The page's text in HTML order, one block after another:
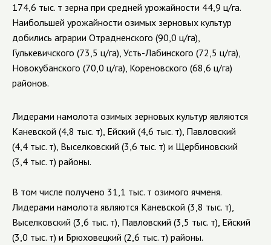
174,6 тыс. т зерна при средней урожайности 44,9 ц/га.
Наибольшей урожайности озимых зерновых культур
добились аграрии Отрадненского (90,0 ц/га),
Гулькевичского (73,5 ц/га), Усть-Лабинского (72,5 ц/га),
Новокубанского (70,0 ц/га), Кореновского (68,6 ц/га)
районов.
Лидерами намолота озимых зерновых культур являются
Каневской (4,8 тыс. т), Ейский (4,6 тыс. т), Павловский
(4,4 тыс. т), Выселковский (3,6 тыс. т) и Щербиновский
(3,4 тыс. т) районы.
В том числе получено 31,1 тыс. т озимого ячменя.
Лидерами намолота являются Каневской (3,8 тыс. т),
Выселковский (3,6 тыс. т), Павловский (3,5 тыс. т), Ейский
(3,0 тыс. т) и Брюховецкий (2,6 тыс. т) районы.